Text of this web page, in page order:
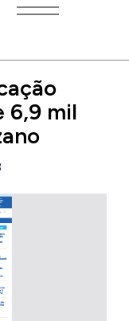
6,9 mil